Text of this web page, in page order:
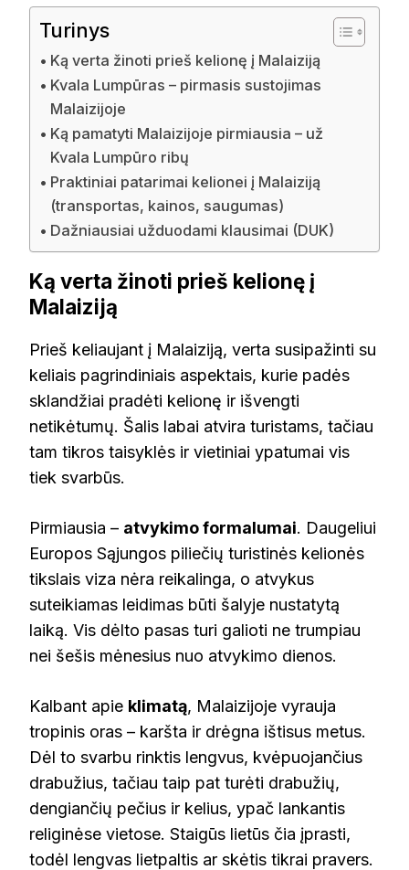
Turinys
Ką verta žinoti prieš kelionę į Malaiziją
Kvala Lumpūras – pirmasis sustojimas
Malaizijoje
Ką pamatyti Malaizijoje pirmiausia – už
Kvala Lumpūro ribų
Praktiniai patarimai kelionei į Malaiziją
(transportas, kainos, saugumas)
Dažniausiai užduodami klausimai (DUK)
Ką verta žinoti prieš kelionę į
Malaiziją
Prieš keliaujant į Malaiziją, verta susipažinti su
keliais pagrindiniais aspektais, kurie padės
sklandžiai pradėti kelionę ir išvengti
netikėtumų. Šalis labai atvira turistams, tačiau
tam tikros taisyklės ir vietiniai ypatumai vis
tiek svarbūs.
Pirmiausia – atvykimo formalumai. Daugeliui
Europos Sąjungos piliečių turistinės kelionės
tikslais viza nėra reikalinga, o atvykus
suteikiamas leidimas būti šalyje nustatytą
laiką. Vis dėlto pasas turi galioti ne trumpiau
nei šešis mėnesius nuo atvykimo dienos.
Kalbant apie klimatą, Malaizijoje vyrauja
tropinis oras – karšta ir drėgna ištisus metus.
Dėl to svarbu rinktis lengvus, kvėpuojančius
drabužius, tačiau taip pat turėti drabužių,
dengiančių pečius ir kelius, ypač lankantis
religinėse vietose. Staigūs lietūs čia įprasti,
todėl lengvas lietpaltis ar skėtis tikrai pravers.